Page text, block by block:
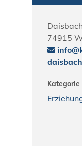
74915
Kategorie